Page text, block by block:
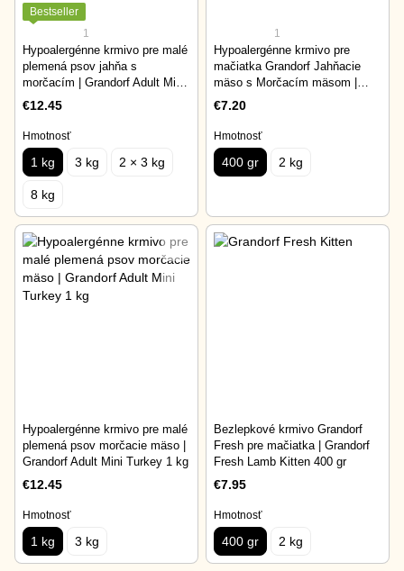
Bestseller
1
Hypoalergénne krmivo pre malé
plemená psov jahňa s
morčacím | Grandorf Adult Mini
Lamb & Turkey 1 kg
€12.45
Hmotnosť
1 kg 3 kg 2 × 3 kg
8 kg
1
Hypoalergénne krmivo pre
mačiatka Grandorf Jahňacie
mäso s Morčacím mäsom |
Grandorf Lamb & Turkey Kitten
€7.20
Hmotnosť
400 gr 2 kg
Hypoalergénne krmivo pre malé
plemená psov morčacie mäso |
Grandorf Adult Mini Turkey 1 kg
€12.45
Hmotnosť
1 kg 3 kg
Bezlepkové krmivo Grandorf
Fresh pre mačiatka | Grandorf
Fresh Lamb Kitten 400 gr
€7.95
Hmotnosť
400 gr 2 kg